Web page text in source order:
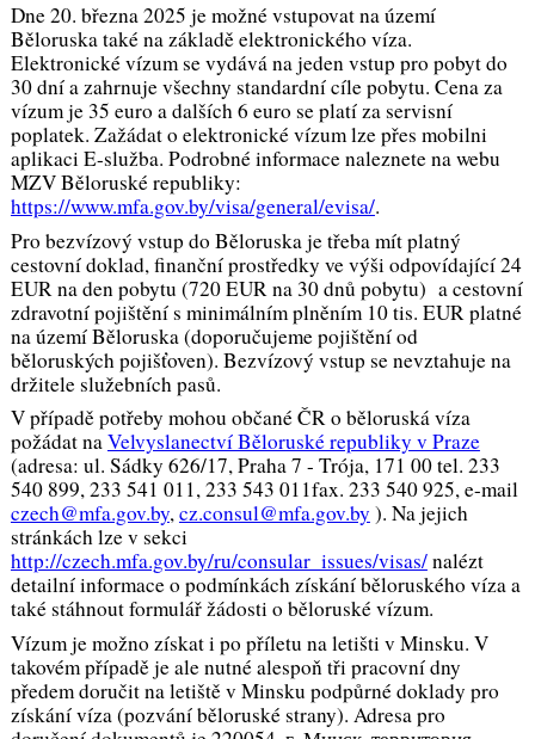
Dne 20. března 2025 je možné vstupovat na území
Běloruska také na základě elektronického víza.
Elektronické vízum se vydává na jeden vstup pro pobyt do
30 dní a zahrnuje všechny standardní cíle pobytu. Cena za
vízum je 35 euro a dalších 6 euro se platí za servisní
poplatek. Zažádat o elektronické vízum lze přes mobilni
aplikaci E-služba. Podrobné informace naleznete na webu
MZV Běloruské republiky:
https://www.mfa.gov.by/visa/general/evisa/.
Pro bezvízový vstup do Běloruska je třeba mít platný
cestovní doklad, finanční prostředky ve výši odpovídající 24
EUR na den pobytu (720 EUR na 30 dnů pobytu) a cestovní
zdravotní pojištění s minimálním plněním 10 tis. EUR platné
na území Běloruska (doporučujeme pojištění od
běloruských pojišťoven). Bezvízový vstup se nevztahuje na
držitele služebních pasů.
V případě potřeby mohou občané ČR o běloruská víza
požádat naVelvyslanectví Běloruské republiky v Praze
(adresa: ul. Sádky 626/17, Praha 7 - Trója, 171 00 tel. 233
540 899, 233 541 011, 233 543 011fax. 233 540 925, e-mail
czech@mfa.gov.by,cz.consul@mfa.gov.by ). Na jejich
stránkách lze v sekci
http://czech.mfa.gov.by/ru/consular_issues/visas/nalézt
detailní informace o podmínkách získání běloruského víza a
také stáhnout formulář žádosti o běloruské vízum.
Vízum je možno získat i po příletu na letišti v Minsku. V
takovém případě je ale nutné alespoň tři pracovní dny
předem doručit na letiště v Minsku podpůrné doklady pro
získání víza (pozvání běloruské strany). Adresa pro